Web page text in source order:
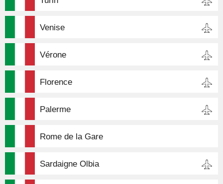
Venise
Vérone
Florence
Palerme
Rome de la Gare
Sardaigne Olbia